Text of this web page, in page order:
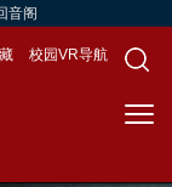
音阁
校园VR导航